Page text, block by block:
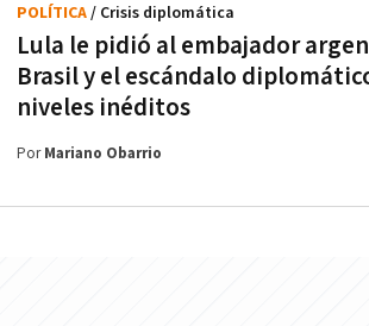
Lula le pidió al embajador
Brasil y el escándalo
niveles inéditos
POLÍTICA/ Crisis diplomática
PorMariano Obarrio